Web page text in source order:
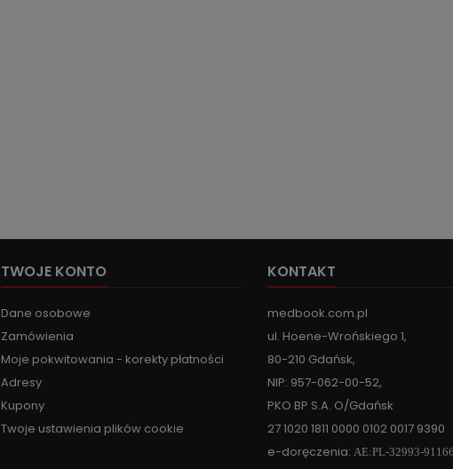
TWOJE KONTO
Dane osobowe
Zamówienia
Moje pokwitowania - korekty płatności
Adresy
Kupony
Twoje ustawienia plików cookie
KONTAKT
medbook.com.pl
ul. Hoene-Wrońskiego 1,
80-210 Gdańsk,
NIP: 957-062-00-52,
PKO BP S.A. O/Gdańsk
27 1020 1811 0000 0102 0017 9390
e-doręczenia: AE:PL-32993-